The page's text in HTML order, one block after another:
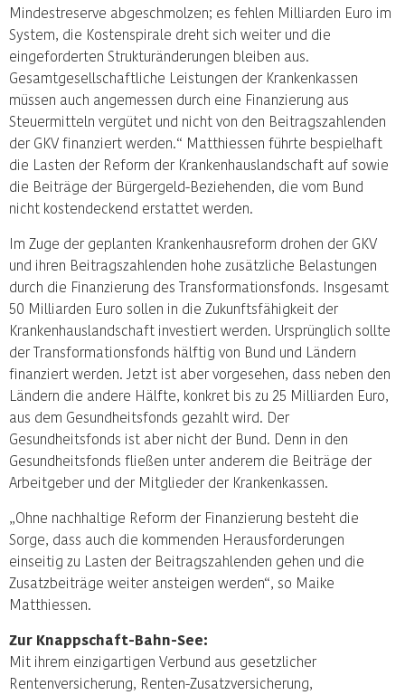
Mindestreserve abgeschmolzen; es fehlen Milliarden Euro im
System, die Kostenspirale dreht sich weiter und die
eingeforderten Strukturänderungen bleiben aus.
Gesamtgesellschaftliche Leistungen der Krankenkassen
müssen auch angemessen durch eine Finanzierung aus
Steuermitteln vergütet und nicht von den Beitragszahlenden
der GKV finanziert werden.“ Matthiessen führte bespielhaft
die Lasten der Reform der Krankenhauslandschaft auf sowie
die Beiträge der Bürgergeld-Beziehenden, die vom Bund
nicht kostendeckend erstattet werden.
Im Zuge der geplanten Krankenhausreform drohen der GKV
und ihren Beitragszahlenden hohe zusätzliche Belastungen
durch die Finanzierung des Transformationsfonds. Insgesamt
50 Milliarden Euro sollen in die Zukunftsfähigkeit der
Krankenhauslandschaft investiert werden. Ursprünglich sollte
der Transformationsfonds hälftig von Bund und Ländern
finanziert werden. Jetzt ist aber vorgesehen, dass neben den
Ländern die andere Hälfte, konkret bis zu 25 Milliarden Euro,
aus dem Gesundheitsfonds gezahlt wird. Der
Gesundheitsfonds ist aber nicht der Bund. Denn in den
Gesundheitsfonds fließen unter anderem die Beiträge der
Arbeitgeber und der Mitglieder der Krankenkassen.
„Ohne nachhaltige Reform der Finanzierung besteht die
Sorge, dass auch die kommenden Herausforderungen
einseitig zu Lasten der Beitragszahlenden gehen und die
Zusatzbeiträge weiter ansteigen werden“, so Maike
Matthiessen.
Zur Knappschaft-Bahn-See:
Mit ihrem einzigartigen Verbund aus gesetzlicher
Rentenversicherung, Renten-Zusatzversicherung,